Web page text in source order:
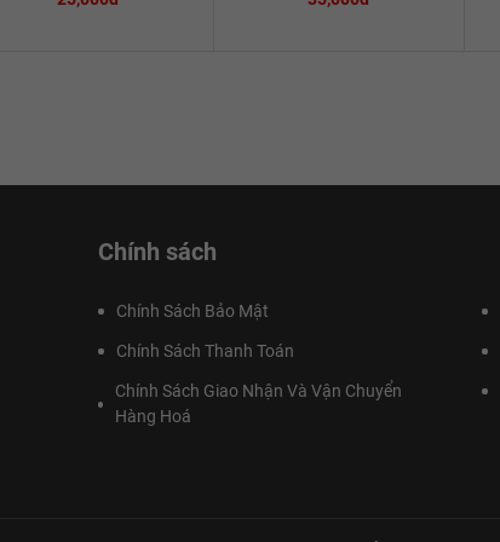
Chính sách
Chính Sách Bảo Mật
Chính Sách Thanh Toán
Chính Sách Giao Nhận Và Vận Chuyển
Hàng Hoá